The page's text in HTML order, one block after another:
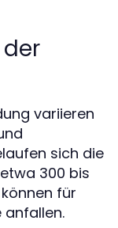
variieren
sich die
300 bis
für
anfallen.